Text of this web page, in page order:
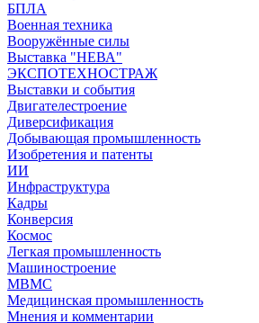
БПЛА
Военная техника
Вооружённые силы
Выставка "НЕВА"
ЭКСПОТЕХНОСТРАЖ
Выставки и события
Двигателестроение
Диверсификация
Добывающая промышленность
Изобретения и патенты
ИИ
Инфраструктура
Кадры
Конверсия
Космос
Легкая промышленность
Машиностроение
МВМС
Медицинская промышленность
Мнения и комментарии